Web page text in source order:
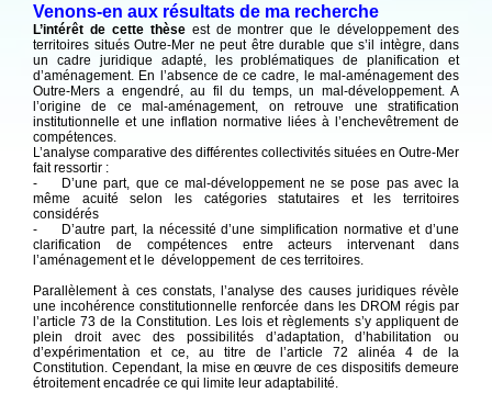
Venons-en aux résultats de ma recherche
L’intérêt de cette thèseest de montrer que le développement des
territoires situés Outre-Mer ne peut être durable que s’il intègre, dans
un cadre juridique adapté, les problématiques de planification et
d’aménagement. En l’absence de ce cadre, le mal-aménagement des
Outre-Mers a engendré, au fil du temps, un mal-développement. A
l’origine de ce mal-aménagement, on retrouve une stratification
institutionnelle et une inflation normative liées à l’enchevêtrement de
compétences.
L’analyse comparative des différentes collectivités situées en Outre-Mer
fait ressortir :
-
D’une part, que ce mal-développement ne se pose pas avec la
même acuité selon les catégories statutaires et les territoires
considérés
-
D’autre part, la nécessité d’une simplification normative et d’une
clarification de compétences entre acteurs intervenant dans
l’aménagement et le développement de ces territoires.
Parallèlement à ces constats, l’analyse des causes juridiques révèle
une incohérence constitutionnelle renforcée dans les DROM régis par
l’article 73 de la Constitution. Les lois et règlements s’y appliquent de
plein droit avec des possibilités d’adaptation, d’habilitation ou
d’expérimentation et ce, au titre de l’article 72 alinéa 4 de la
Constitution. Cependant, la mise en œuvre de ces dispositifs demeure
étroitement encadrée ce qui limite leur adaptabilité.